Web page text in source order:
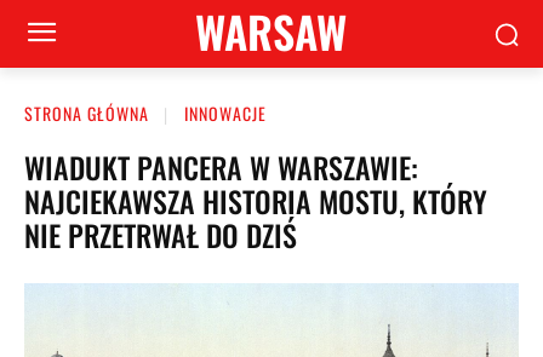
WARSAW
STRONA GŁÓWNA INNOWACJE
WIADUKT PANCERA W WARSZAWIE:
NAJCIEKAWSZA HISTORIA MOSTU, KTÓRY
NIE PRZETRWAŁ DO DZIŚ